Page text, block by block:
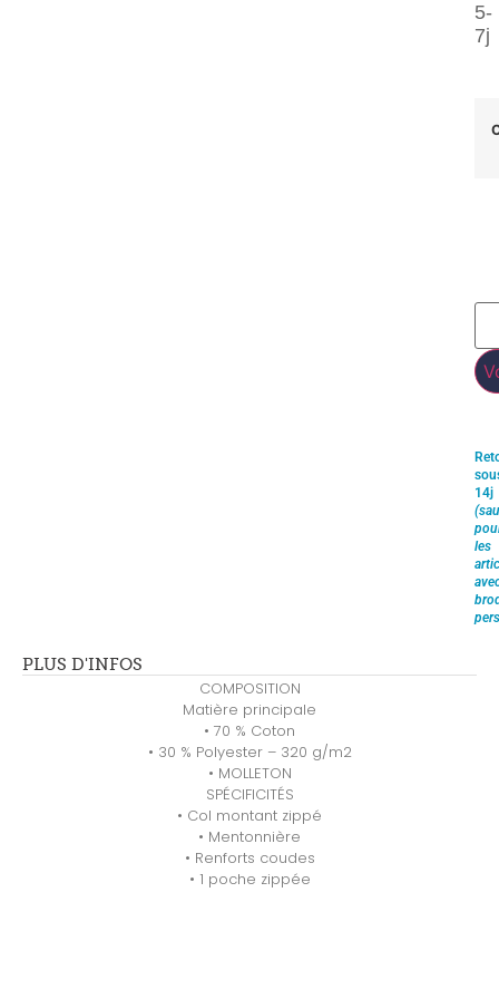
5-
7j
14j
les
PLUS D'INFOS
COMPOSITION
Matière principale
• 70 % Coton
• 30 % Polyester – 320 g/m2
• MOLLETON
SPÉCIFICITÉS
• Col montant zippé
• Mentonnière
• Renforts coudes
• 1 poche zippée